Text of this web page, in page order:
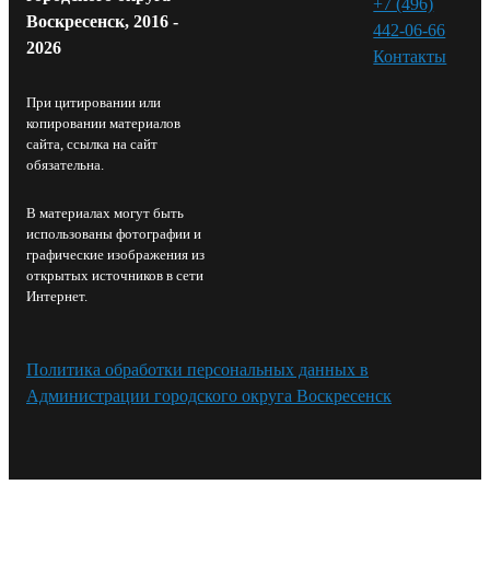
Воскресенск, 2016 -
2026
При цитировании или
копировании материалов
сайта, ссылка на сайт
обязательна.
В материалах могут быть
использованы фотографии и
графические изображения из
открытых источников в сети
Интернет.
442-06-66
Контакты⁠
Политика обработки персональных данных в
Администрации городского округа Воскресенск